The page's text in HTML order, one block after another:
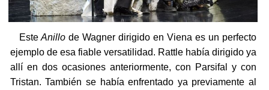
EsteAnillo de Wagner dirigido en Viena es un perfecto
ejemplo de esa fiable versatilidad. Rattle había dirigido ya
allí en dos ocasiones anteriormente, con Parsifal y con
Tristan. También se había enfrentado ya previamente al